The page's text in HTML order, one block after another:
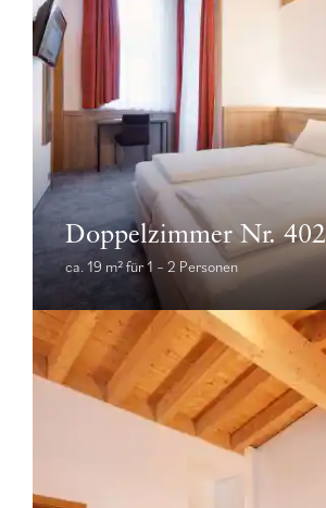
Doppelzimmer Nr. 402
ca. 19 m² für 1 – 2 Personen